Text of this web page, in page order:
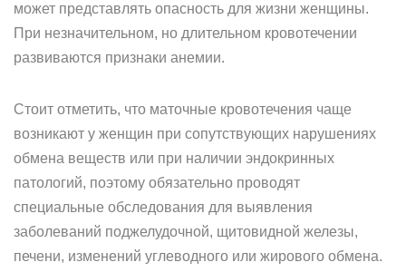
может представлять опасность для жизни женщины.
При незначительном, но длительном кровотечении
развиваются признаки анемии.
Стоит отметить, что маточные кровотечения чаще
возникают у женщин при сопутствующих нарушениях
обмена веществ или при наличии эндокринных
патологий, поэтому обязательно проводят
специальные обследования для выявления
заболеваний поджелудочной, щитовидной железы,
печени, изменений углеводного или жирового обмена.